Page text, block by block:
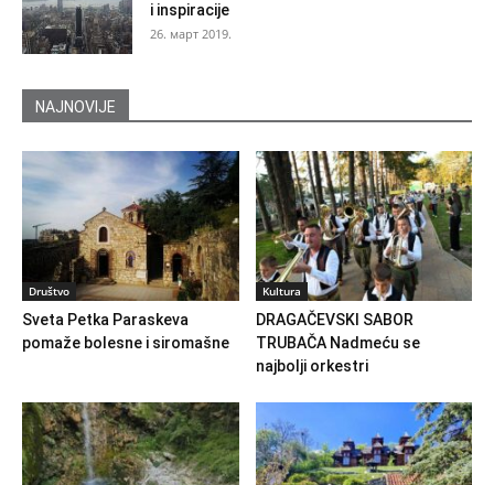
i inspiracije
26. март 2019.
NAJNOVIJE
Društvo
Sveta Petka Paraskeva
pomaže bolesne i siromašne
Kultura
DRAGAČEVSKI SABOR
TRUBAČA Nadmeću se
najbolji orkestri